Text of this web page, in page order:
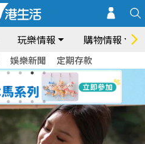
玩樂情報 購物情報
娛樂新聞 定期存款